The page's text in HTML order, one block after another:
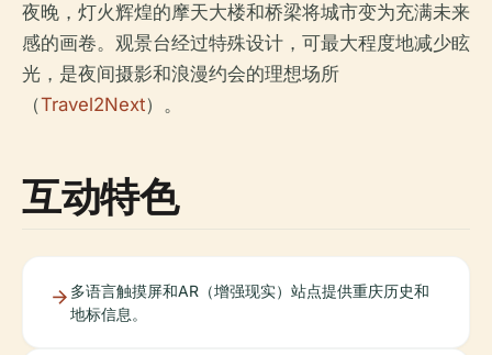
夜晚，灯火辉煌的摩天大楼和桥梁将城市变为充满未来
感的画卷。观景台经过特殊设计，可最大程度地减少眩
光，是夜间摄影和浪漫约会的理想场所
（Travel2Next）。
互动特色
多语言触摸屏和AR（增强现实）站点提供重庆历史和
地标信息。